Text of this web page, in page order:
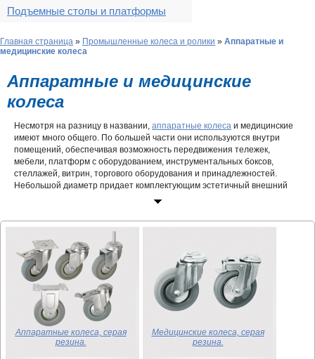
Подъемные столы и платформы
Главная страница » Промышленные колеса и ролики » Аппаратные и
медицинские колеса
Аппаратные и медицинские
колеса
Несмотря на разницу в названии, аппаратные колеса и медицинские
имеют много общего. По большей части они используются внутри
помещений, обеспечивая возможность передвижения тележек,
мебели, платформ с оборудованием, инструментальных боксов,
стеллажей, витрин, торгового оборудования и принадлежностей.
Небольшой диаметр придает комплектующим эстетичный внешний
вид, что является важным фактором в производстве оснащения
площадок и выставочных залов.
Разнообразие видов
Широкая сфера обязывает производителей подходить к вопросу
выбора комплектующих с детальным учетом всех факторов и условий.
Именно поэтому
колеса медицинскиепредставлены в столь большом
многообразии. На нашем сайте Вы можете купить аппаратные опоры,
отличающиеся:
• материалами, технологиями изготовления кронштейна, обода,
крепления, подшипника, шинки;
Аппаратные колеса, серая
резина.
Медицинские колеса, серая
резина.